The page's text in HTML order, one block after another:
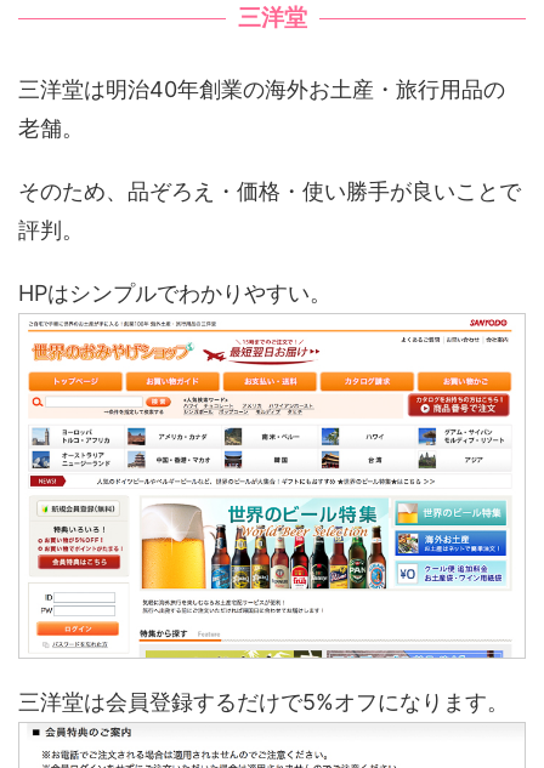
三洋堂
三洋堂は明治40年創業の海外お土産・旅行用品の
老舗。
そのため、品ぞろえ・価格・使い勝手が良いことで
評判。
HPはシンプルでわかりやすい。
三洋堂は会員登録するだけで5%オフになります。